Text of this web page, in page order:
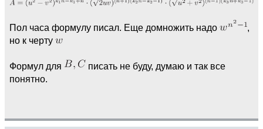
Пол часа формулу писал. Еще домножить надо
,
но к черту
Формул для
писать не буду, думаю и так все
понятно.